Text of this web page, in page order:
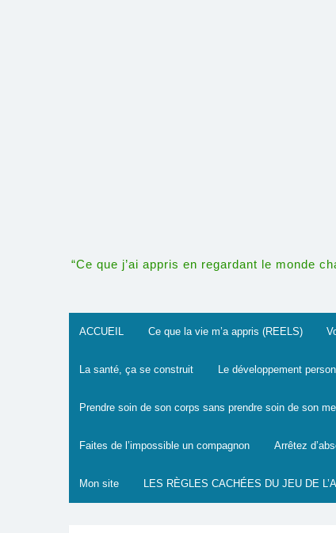
“Ce que j’ai appris en regardant le monde
ACCUEIL Ce que la vie m’a appris (REELS)
La santé, ça se construit Le développement
Prendre soin de son corps sans prendre soin de son
Faites de l’impossible un compagnon Arrêtez
Mon site LES RÈGLES CACHÉES DU JEU DE